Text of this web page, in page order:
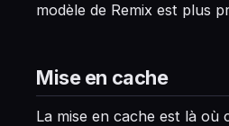
modèle de Remix est plus
Mise en cache
La mise en cache est là